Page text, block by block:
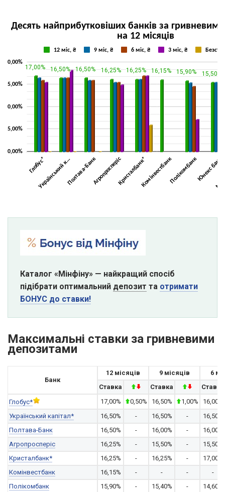
Каталог «Мінфіну» — найкращий спосіб
підібрати оптимальний депозит та отримати
БОНУС до ставки!
Максимальні ставки за гривневими
депозитами
Банк
12 місяців 9 місяців
6
Ставка
Ставка
Ставка
Глобус*
17,00% 0,50% 16,50% 1,00%
16,00%
Український капітал*
16,50% - 16,50% -
16,50%
Полтава-Банк
16,50% - 16,00% -
16,00%
Агропросперіс
16,25% - 15,50% -
15,50%
Кристалбанк*
16,25% - 16,25% -
17,00%
Комінвестбанк
16,15% - - -
-
Полікомбанк
15,90% - 15,40% - 14,60%